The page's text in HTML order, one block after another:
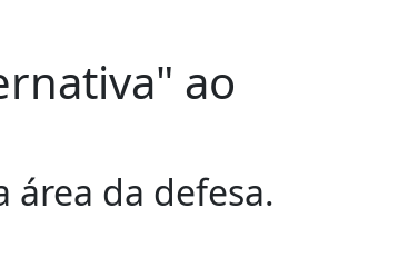
ao
área da defesa.